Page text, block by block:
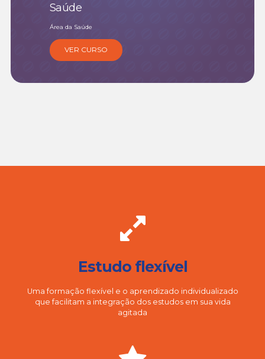
Saúde
Área da Saúde
VER CURSO
Estudo flexível
Uma formação flexível e o aprendizado individualizado
que facilitam a integração dos estudos em sua vida
agitada